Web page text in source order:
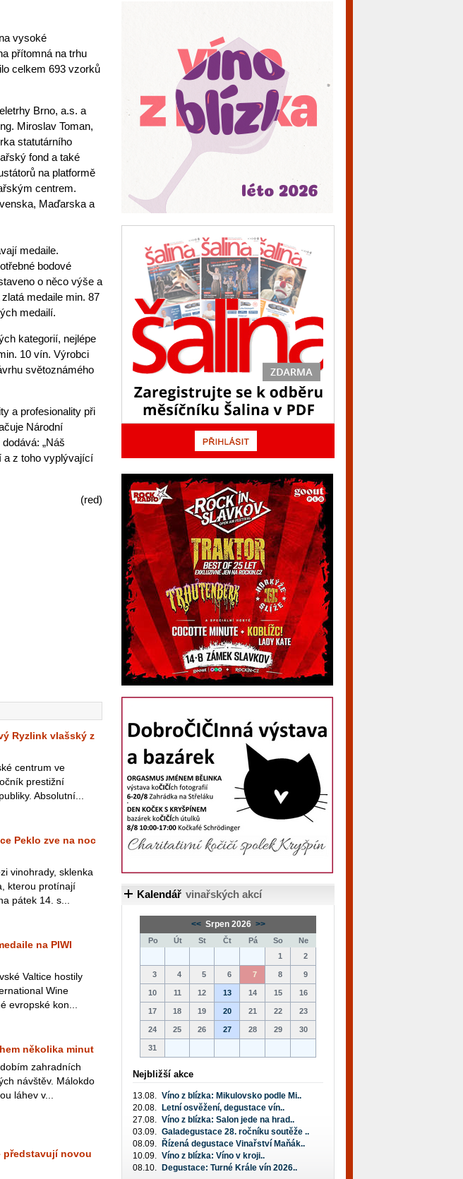
vysoké
přítomná na trhu
celkem 693 vzorků
Brno, a.s. a
Miroslav Toman,
statutárního
fond a také
na platformě
centrem.
Maďarska a
medaile.
bodové
o něco výše a
medaile min. 87
medailí.
kategorií, nejlépe
10 vín. Výrobci
světoznámého
a profesionality při
Národní
„Náš
a z toho vyplývající
(red)
Ryzlink vlašský z
centrum ve
prestižní
Absolutní...
Peklo zve na noc
vinohrady, sklenka
kterou protínají
pátek 14. s...
na PIWI
Valtice hostily
Wine
evropské kon...
několika minut
zahradních
návštěv. Málokdo
láhev v...
představují novou
Kalendář vinařských akcí
<< Srpen 2026 >>
Po Út St Čt Pá So
Ne
1
2
3 4 5 6 7 8 9
10 11 12 13 14 15 16
17 18 19 20 21 22 23
24 25 26 27 28 29 30
31
Nejbližší akce
13.08. Víno z blízka: Mikulovsko podle Mi..
20.08.
Letní osvěžení, degustace vín..
27.08. Víno z blízka: Salon jede na hrad..
03.09. Galadegustace 28. ročníku soutěže ..
08.09.
Řízená degustace Vinařství Maňák..
10.09. Víno z blízka: Víno v kroji..
08.10.
Degustace: Turné Krále vín 2026..